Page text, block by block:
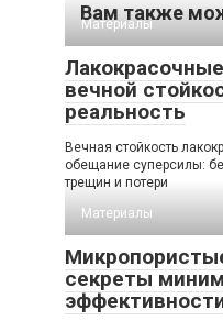
Вам также
Материалы
вечной
реальность
Вечная стойкость
обещание суперсилы:
трещин и потери
Материалы
секреты